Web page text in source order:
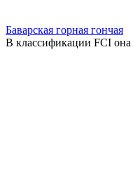
Баварская горная гончая
В классификации FCI